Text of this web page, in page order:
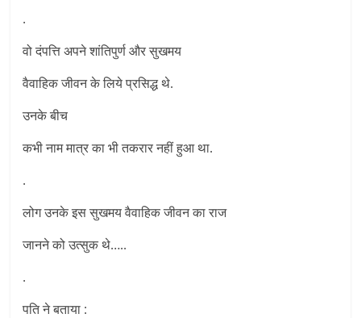
.
वो दंपत्ति अपने शांतिपुर्ण और सुखमय
वैवाहिक जीवन के लिये प्रसिद्ध थे.
उनके बीच
कभी नाम मात्र का भी तकरार नहीं हुआ था.
.
लोग उनके इस सुखमय वैवाहिक जीवन का राज
जानने को उत्सुक थे…..
.
पति ने बताया :